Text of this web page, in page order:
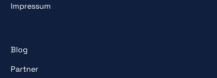
Impressum
Blog
Partner